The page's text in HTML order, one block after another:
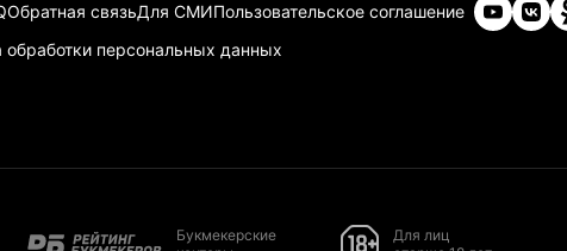
Обратная связьДля СМИПользовательское соглашение
обработки персональных данных
Букмекерские
Для лиц